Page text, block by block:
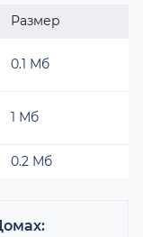
Размер
0.1 Мб
1 Мб
0.2 Мб